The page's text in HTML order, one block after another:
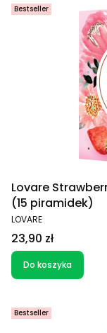
Bestseller
Lovare
(15 piramidek)
PRODUCENT
LOVARE
Cena
23,90 zł
Do koszyka
Bestseller